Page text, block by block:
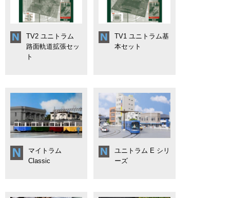
TV2 ユニトラム
路面軌道拡張セッ
ト
TV1 ユニトラム基
本セット
マイトラム
Classic
ユニトラム E シリ
ーズ